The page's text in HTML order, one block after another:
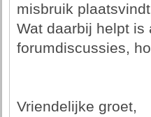
misbruik
Wat daarbij helpt is
forumdiscussies,
Vriendelijke groet,